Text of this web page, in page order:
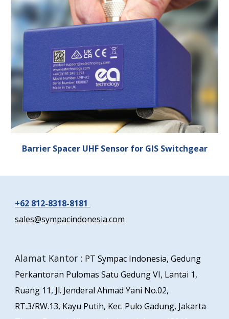
Barrier Spacer UHF Sensor for GIS Switchgear
+62 812-8318-8181
sales@sympacindonesia.com
Alamat Kantor : PT Sympac Indonesia, Gedung
Perkantoran Pulomas Satu Gedung VI, Lantai 1,
Ruang 11, Jl. Jenderal Ahmad Yani No.02,
RT.3/RW.13, Kayu Putih, Kec. Pulo Gadung, Jakarta